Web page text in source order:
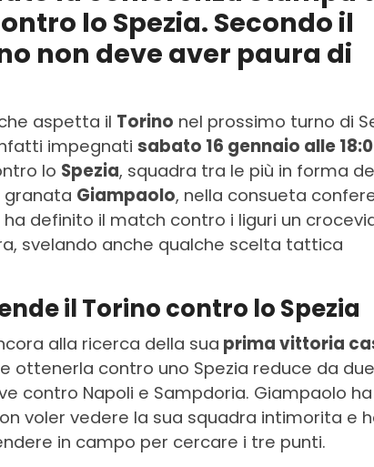
lo Spezia. Secondo il
non deve aver paura di
aspetta il Torino nel prossimo turno di
impegnati sabato 16 gennaio alle
lo Spezia, squadra tra le più in forma
granata Giampaolo, nella consueta
definito il match contro i liguri un
svelando anche qualche scelta tattica
il Torino contro lo Spezia
alla ricerca della sua prima vittoria
ottenerla contro uno Spezia reduce da due
contro Napoli e Sampdoria. Giampaolo
voler vedere la sua squadra intimorita e
in campo per cercare i tre punti.